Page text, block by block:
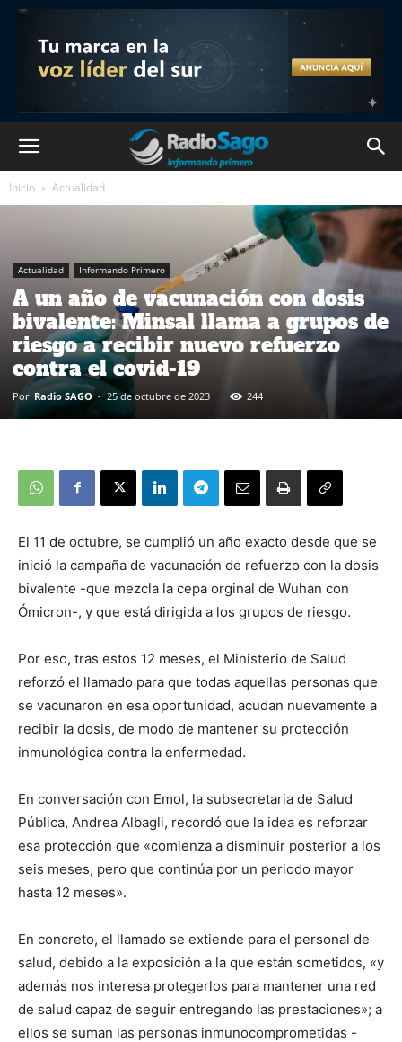
Inicio Actualidad
Actualidad Informando Primero
A un año de vacunación con dosis
bivalente: Minsal llama a grupos de
riesgo a recibir nuevo refuerzo
contra el covid-19
Por Radio SAGO - 25 de octubre de 2023 244
El 11 de octubre, se cumplió un año exacto desde que se
inició la campaña de vacunación de refuerzo con la dosis
bivalente -que mezcla la cepa orginal de Wuhan con
Ómicron-, y que está dirigida a los grupos de riesgo.
Por eso, tras estos 12 meses, el Ministerio de Salud
reforzó el llamado para que todas aquellas personas que
se vacunaron en esa oportunidad, acudan nuevamente a
recibir la dosis, de modo de mantener su protección
inmunológica contra la enfermedad.
En conversación con Emol, la subsecretaria de Salud
Pública, Andrea Albagli, recordó que la idea es reforzar
esa protección que «comienza a disminuir posterior a los
seis meses, pero que continúa por un periodo mayor
hasta 12 meses».
En concreto, el llamado se extiende para el personal de
salud, debido a la exposición a la que están sometidos, «y
además nos interesa protegerlos para mantener una red
de salud capaz de seguir entregando las prestaciones»; a
ellos se suman las personas inmunocomprometidas -